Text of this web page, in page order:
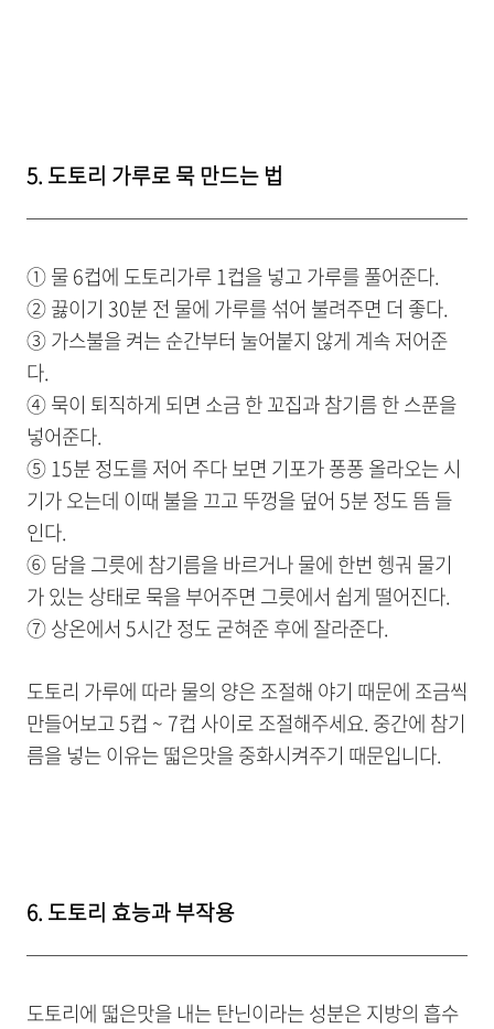
5. 도토리 가루로 묵 만드는 법
① 물 6컵에 도토리가루 1컵을 넣고 가루를 풀어준다.
② 끓이기 30분 전 물에 가루를 섞어 불려주면 더 좋다.
③ 가스불을 켜는 순간부터 눌어붙지 않게 계속 저어준
다.
④ 묵이 퇴직하게 되면 소금 한 꼬집과 참기름 한 스푼을
넣어준다.
⑤ 15분 정도를 저어 주다 보면 기포가 퐁퐁 올라오는 시
기가 오는데 이때 불을 끄고 뚜껑을 덮어 5분 정도 뜸 들
인다.
⑥ 담을 그릇에 참기름을 바르거나 물에 한번 헹궈 물기
가 있는 상태로 묵을 부어주면 그릇에서 쉽게 떨어진다.
⑦ 상온에서 5시간 정도 굳혀준 후에 잘라준다.
도토리 가루에 따라 물의 양은 조절해 야기 때문에 조금씩
만들어보고 5컵 ~ 7컵 사이로 조절해주세요. 중간에 참기
름을 넣는 이유는 떫은맛을 중화시켜주기 때문입니다.
6. 도토리 효능과 부작용
도토리에 떫은맛을 내는 탄닌이라는 성분은 지방의 흡수